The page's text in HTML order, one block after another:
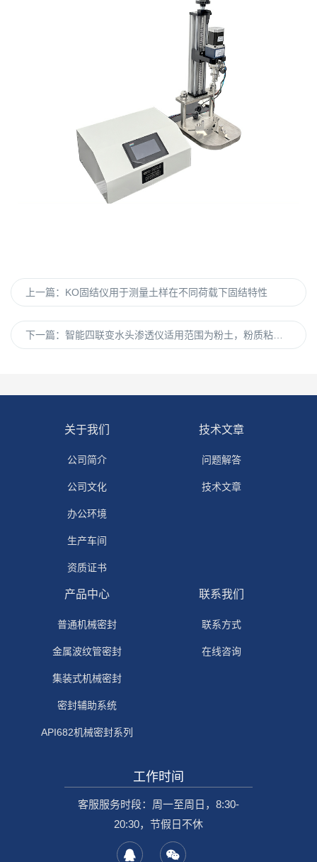
上一篇： KO固结仪用于测量土样在不同荷载下固结特性
下一篇： 智能四联变水头渗透仪适用范围为粉土，粉质粘土，粘土以及环境土
关于我们
公司简介
公司文化
办公环境
生产车间
资质证书
技术文章
问题解答
技术文章
产品中心
普通机械密封
金属波纹管密封
集装式机械密封
密封辅助系统
API682机械密封系列
联系我们
联系方式
在线咨询
工作时间
客服服务时段：周一至周日，8:30-
20:30，节假日不休